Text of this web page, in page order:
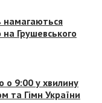
намагаються
Грушевського
о 9:00 у хвилину
та Гімн України